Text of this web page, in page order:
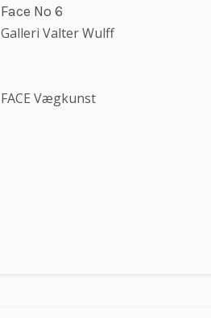
Face No 6
Galleri Valter Wulff
FACE Vægkunst